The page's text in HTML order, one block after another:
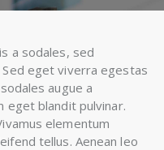
a sodales, sed
eget viverra egestas
augue a
eget blandit pulvinar.
elementum
tellus. Aenean leo